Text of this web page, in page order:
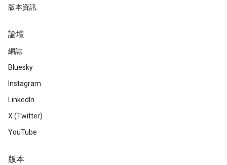
版本資訊
論壇
網誌
Bluesky
Instagram
LinkedIn
X (Twitter)
YouTube
版本